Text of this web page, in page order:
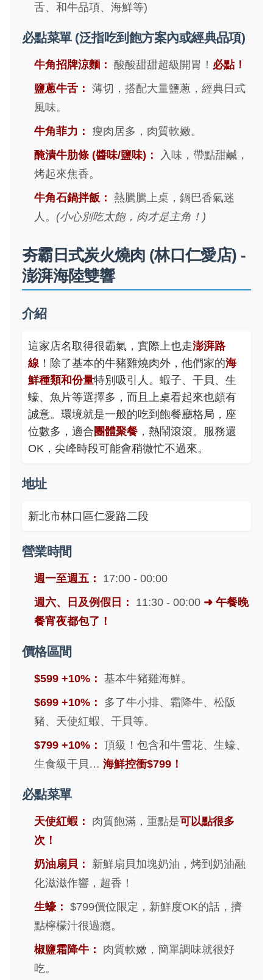
舌、和牛品項、海鮮等)
必點菜單 (泛指吃到飽方案內或經典品項)
牛角招牌涼麵： 酸酸甜甜超級開胃！ 必點！
鹽蔥牛舌： 薄切，搭配大量鹽蔥，經典日式
風味。
牛角菲力：
瘦肉居多，肉質軟嫩。
醃漬牛肋條 (醬味/鹽味)：
入味，帶點甜鹹，
烤起來焦香。
牛角石鍋拌飯： 熱騰騰上桌，鍋巴香氣迷
人。 (小心別吃太飽，肉才是主角！)
夯霸日式炭火燒肉 (林口仁愛店) -
澎湃海陸雙響
介紹
這家店名取得很霸氣，實際上也走澎湃路
線！除了基本的牛豬雞燒肉外，他們家的海
鮮種類和份量特別吸引人。蝦子、干貝、生
蠔、魚片等選擇多，而且上桌看起來也頗有
誠意。環境就是一般的吃到飽餐廳格局，座
位數多，適合 團體聚餐 ，熱鬧滾滾。服務還
OK，尖峰時段可能會稍微忙不過來。
地址
新北市林口區仁愛路二段
營業時間
週一至週五：
17:00 - 00:00
週六、日及例假日：
11:30 - 00:00 ➜ 午餐晚
餐宵夜都包了！
價格區間
$599 +10%： 基本牛豬雞海鮮。
$699 +10%：
多了牛小排、霜降牛、松阪
豬、天使紅蝦、干貝等。
$799 +10%： 頂級！包含和牛雪花、生蠔、
生食級干貝… 海鮮控衝$799！
必點菜單
天使紅蝦： 肉質飽滿，重點是可以點很多
次！
奶油扇貝：
新鮮扇貝加塊奶油，烤到奶油融
化滋滋作響，超香！
生蠔： $799價位限定，新鮮度OK的話，擠
點檸檬汁很過癮。
椒鹽霜降牛：
肉質軟嫩，簡單調味就很好
吃。